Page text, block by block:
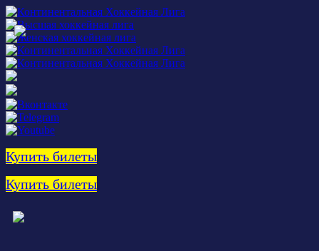
Купить билеты
Купить билеты